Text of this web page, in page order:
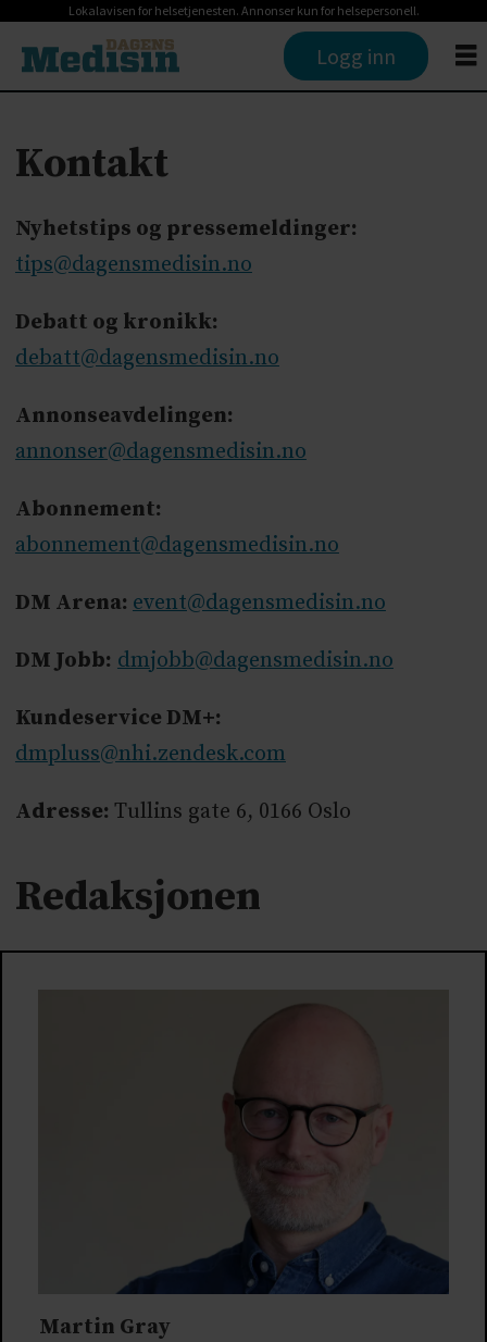
Lokalavisen for helsetjenesten. Annonser kun for helsepersonell.
Logg inn
Kontakt
dagens
medisin
Kontakt
Nyhetstips og pressemeldinger:
tips@dagensmedisin.no
Debatt og kronikk:
debatt@dagensmedisin.no
Annonseavdelingen:
annonser@dagensmedisin.no
Abonnement:
abonnement@dagensmedisin.no
DM Arena: event@dagensmedisin.no
DM Jobb: dmjobb@dagensmedisin.no
Kundeservice DM+:
dmpluss@nhi.zendesk.com
Adresse: Tullins gate 6, 0166 Oslo
Redaksjonen
Martin Gray